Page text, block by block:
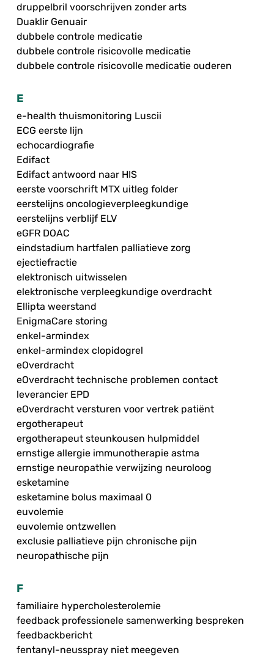
druppelbril voorschrijven zonder arts
Duaklir Genuair
dubbele controle medicatie
dubbele controle risicovolle medicatie
dubbele controle risicovolle medicatie ouderen
E
e-health thuismonitoring Luscii
ECG eerste lijn
echocardiografie
Edifact
Edifact antwoord naar HIS
eerste voorschrift MTX uitleg folder
eerstelijns oncologieverpleegkundige
eerstelijns verblijf ELV
eGFR DOAC
eindstadium hartfalen palliatieve zorg
ejectiefractie
elektronisch uitwisselen
elektronische verpleegkundige overdracht
Ellipta weerstand
EnigmaCare storing
enkel-armindex
enkel-armindex clopidogrel
eOverdracht
eOverdracht technische problemen contact
leverancier EPD
eOverdracht versturen voor vertrek patiënt
ergotherapeut
ergotherapeut steunkousen hulpmiddel
ernstige allergie immunotherapie astma
ernstige neuropathie verwijzing neuroloog
esketamine
esketamine bolus maximaal 0
euvolemie
euvolemie ontzwellen
exclusie palliatieve pijn chronische pijn
neuropathische pijn
F
familiaire hypercholesterolemie
feedback professionele samenwerking bespreken
feedbackbericht
fentanyl-neusspray niet meegeven